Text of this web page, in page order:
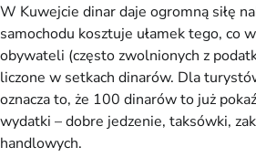
W Kuwejcie dinar daje ogromną siłę
samochodu kosztuje ułamek tego, co
obywateli (często zwolnionych z
liczone w setkach dinarów. Dla
oznacza to, że 100 dinarów to już
wydatki – dobre jedzenie, taksówki,
handlowych.